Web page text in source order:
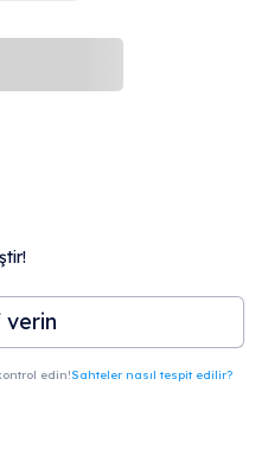
verin
edin!Sahteler nasıl tespit edilir?